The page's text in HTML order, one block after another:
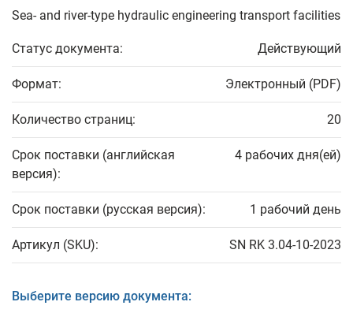
Sea- and river-type hydraulic engineering transport facilities
Статус документа: Действующий
Формат: Электронный (PDF)
Количество страниц: 20
Срок поставки (английская
версия):
4 рабочих дня(ей)
Срок поставки (русская версия): 1 рабочий день
Артикул (SKU): SN RK 3.04-10-2023
Выберите версию документа: